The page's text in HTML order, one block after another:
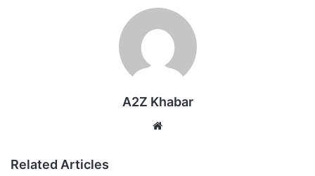
A2Z Khabar
Related Articles